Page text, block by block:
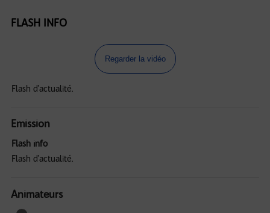
FLASH INFO
Regarder la vidéo
Flash d'actualité.
Emission
Flash info
Flash d'actualité.
Animateurs